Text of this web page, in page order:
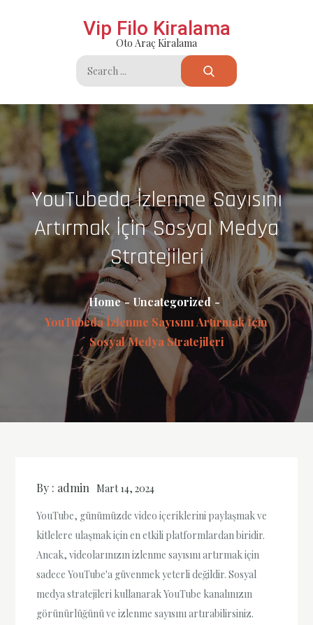
Vip Filo Kiralama
Oto Araç Kiralama
Search
for:
YouTubeda İzlenme Sayısını
Artırmak İçin Sosyal Medya
Stratejileri
Home
Uncategorized
YouTubeda İzlenme Sayısını Artırmak İçin
Sosyal Medya Stratejileri
By : admin Mart 14, 2024
YouTube, günümüzde video içeriklerini paylaşmak ve
kitlelere ulaşmak için en etkili platformlardan biridir.
Ancak, videolarınızın izlenme sayısını artırmak için
sadece YouTube'a güvenmek yeterli değildir. Sosyal
medya stratejileri kullanarak YouTube kanalınızın
görünürlüğünü ve izlenme sayısını artırabilirsiniz.